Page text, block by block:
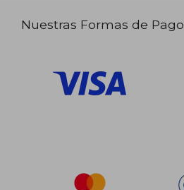
Nuestras Formas de Pago